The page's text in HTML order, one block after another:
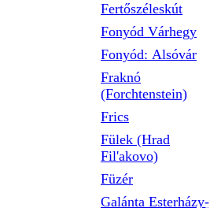
Fertőszéleskút
Fonyód Várhegy
Fonyód: Alsóvár
Fraknó
(Forchtenstein)
Frics
Fülek (Hrad
Fil'akovo)
Füzér
Galánta Esterházy-